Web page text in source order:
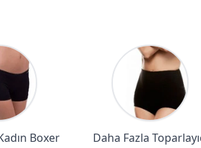
Boxer
Daha Fazla